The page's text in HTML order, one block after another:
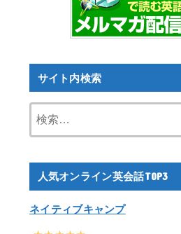
サイト内検索
人気オンライン英会話TOP3
ネイティブキャンプ